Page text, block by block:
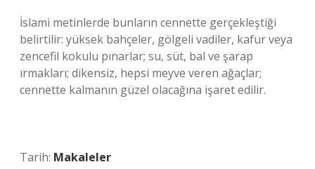
İslami metinlerde bunların cennette gerçekleştiği
belirtilir: yüksek bahçeler, gölgeli vadiler, kafur veya
zencefil kokulu pınarlar; su, süt, bal ve şarap
ırmakları; dikensiz, hepsi meyve veren ağaçlar;
cennette kalmanın güzel olacağına işaret edilir.
Tarih: Makaleler